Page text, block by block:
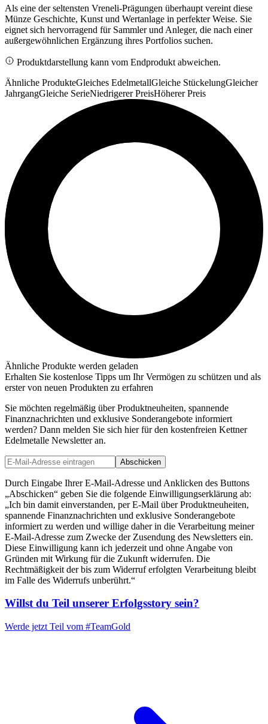
Als eine der seltensten Vreneli-Prägungen überhaupt vereint diese
Münze Geschichte, Kunst und Wertanlage in perfekter Weise. Sie
eignet sich hervorragend für Sammler und Anleger, die nach einer
außergewöhnlichen Ergänzung ihres Portfolios suchen.
Produktdarstellung kann vom Endprodukt abweichen.
Ähnliche ProdukteGleiches EdelmetallGleiche StückelungGleicher
JahrgangGleiche SerieNiedrigerer PreisHöherer Preis
Ähnliche Produkte werden geladen
Erhalten Sie kostenlose Tipps um Ihr Vermögen zu schützen und als
erster von neuen Produkten zu erfahren
Sie möchten regelmäßig über Produktneuheiten, spannende
Finanznachrichten und exklusive Sonderangebote informiert
werden? Dann melden Sie sich hier für den kostenfreien Kettner
Edelmetalle Newsletter an.
Abschicken
Durch Eingabe Ihrer E-Mail-Adresse und Anklicken des Buttons
„Abschicken“ geben Sie die folgende Einwilligungserklärung ab:
„Ich bin damit einverstanden, per E-Mail über Produktneuheiten,
spannende Finanznachrichten und exklusive Sonderangebote
informiert zu werden und willige daher in die Verarbeitung meiner
E-Mail-Adresse zum Zwecke der Zusendung des Newsletters ein.
Diese Einwilligung kann ich jederzeit und ohne Angabe von
Gründen mit Wirkung für die Zukunft widerrufen. Die
Rechtmäßigkeit der bis zum Widerruf erfolgten Verarbeitung bleibt
im Falle des Widerrufs unberührt.“
Willst du Teil unserer Erfolgsstory sein?
Werde jetzt Teil vom #TeamGold